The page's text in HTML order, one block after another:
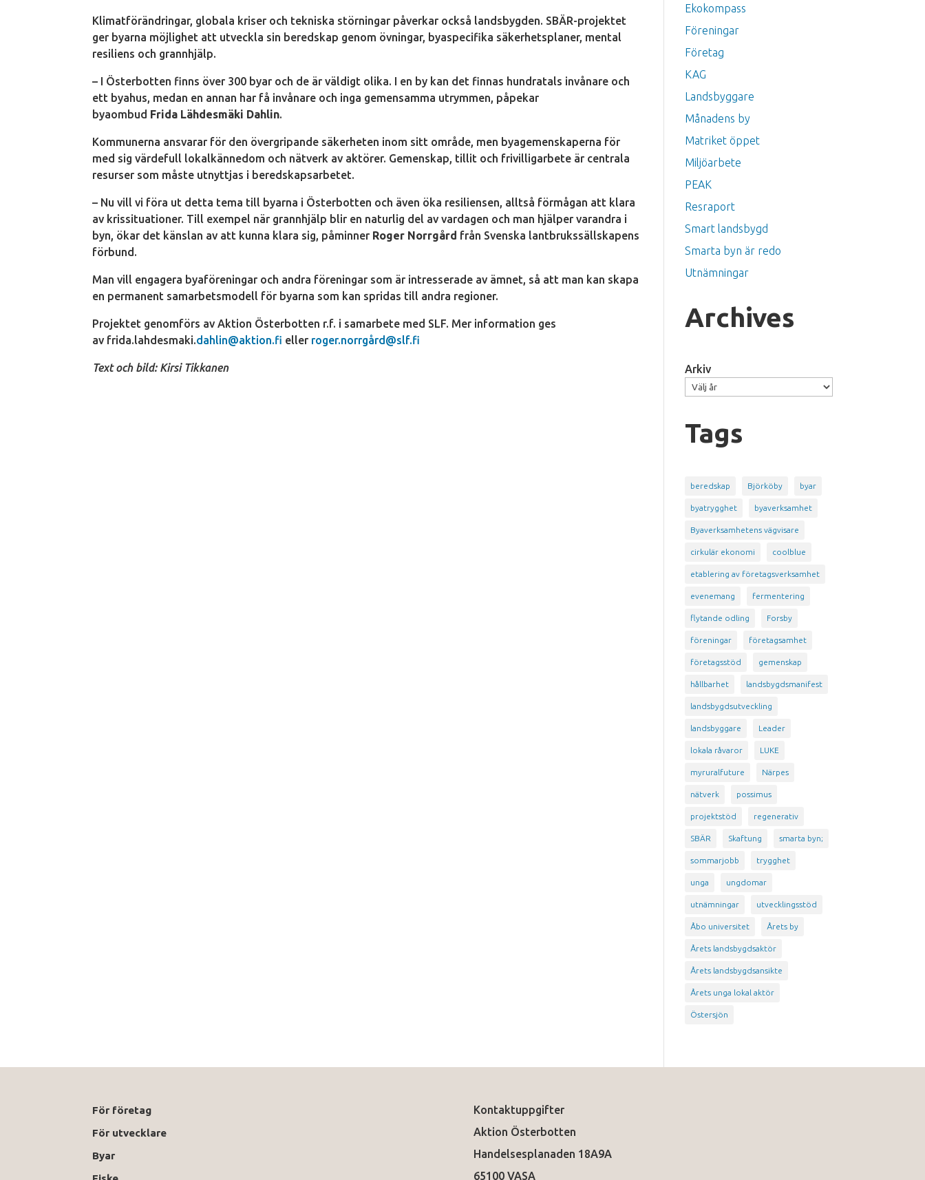
Klimatförändringar, globala kriser och tekniska störningar påverkar också landsbygden. SBÄR-projektet
ger byarna möjlighet att utveckla sin beredskap genom övningar, byaspecifika säkerhetsplaner, mental
resiliens och grannhjälp.
– I Österbotten finns över 300 byar och de är väldigt olika. I en by kan det finnas hundratals invånare och
ett byahus, medan en annan har få invånare och inga gemensamma utrymmen, påpekar
byaombud Frida Lähdesmäki Dahlin.
Kommunerna ansvarar för den övergripande säkerheten inom sitt område, men byagemenskaperna för
med sig värdefull lokalkännedom och nätverk av aktörer. Gemenskap, tillit och frivilligarbete är centrala
resurser som måste utnyttjas i beredskapsarbetet.
– Nu vill vi föra ut detta tema till byarna i Österbotten och även öka resiliensen, alltså förmågan att klara
av krissituationer. Till exempel när grannhjälp blir en naturlig del av vardagen och man hjälper varandra i
byn, ökar det känslan av att kunna klara sig, påminner Roger Norrgård från Svenska lantbrukssällskapens
förbund.
Man vill engagera byaföreningar och andra föreningar som är intresserade av ämnet, så att man kan skapa
en permanent samarbetsmodell för byarna som kan spridas till andra regioner.
Projektet genomförs av Aktion Österbotten r.f. i samarbete med SLF. Mer information ges
av frida.lahdesmaki.dahlin@aktion.fi eller roger.norrgård@slf.fi
Text och bild: Kirsi Tikkanen
Ekokompass
Föreningar
Företag
KAG
Landsbyggare
Månadens by
Matriket öppet
Miljöarbete
PEAK
Resraport
Smart landsbygd
Smarta byn är redo
Utnämningar
Archives
Arkiv
Tags
beredskap Björköby byar
byatrygghet byaverksamhet
Byaverksamhetens vägvisare
cirkulär ekonomi coolblue
etablering av företagsverksamhet
evenemang fermentering
flytande odling Forsby
föreningar företagsamhet
företagsstöd gemenskap
hållbarhet landsbygdsmanifest
landsbygdsutveckling
landsbyggare Leader
lokala råvaror LUKE
myruralfuture Närpes
nätverk possimus
projektstöd regenerativ
SBÄR Skaftung smarta byn;
sommarjobb trygghet
unga ungdomar
utnämningar utvecklingsstöd
Åbo universitet Årets by
Årets landsbygdsaktör
Årets landsbygdsansikte
Årets unga lokal aktör
Östersjön
För företag
För utvecklare
Byar
Kontaktuppgifter
Aktion Österbotten
Handelsesplanaden 18A9A
65100 VASA